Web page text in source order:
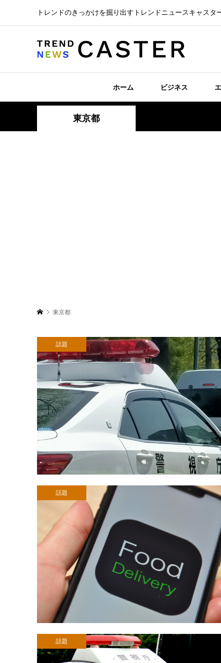
トレンドのきっかけを掘り出すトレンドニュースキャスタ
ホーム ビジネス
東京都
東京都
話題
話題
話題